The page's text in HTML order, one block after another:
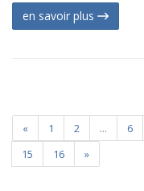
en savoir plus
« 1 2 ... 6
15
16 »